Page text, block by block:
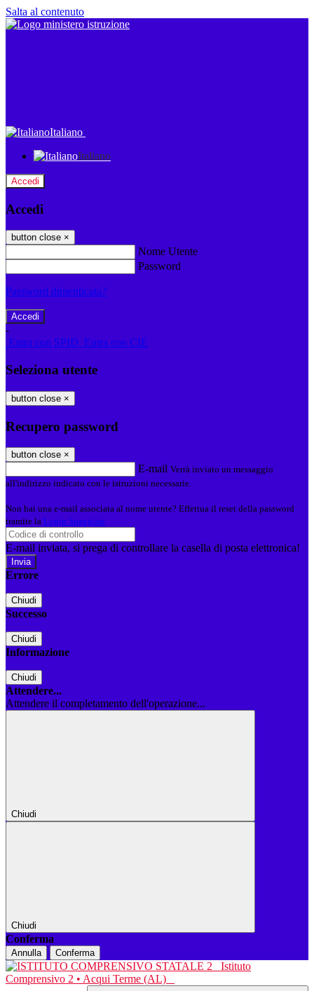
Salta al contenuto
Italiano
Italiano
Accedi
Accedi
button close ×
Nome Utente
Password
Password dimenticata?
-
Entra con SPID Entra con CIE
Seleziona utente
button close ×
Recupero password
button close ×
E-mail Verrà inviato un messaggio
all'indirizzo indicato con le istruzioni necessarie.
Non hai una e-mail associata al nome utente? Effettua il reset della password
tramite la Login Spaggiari
E-mail inviata, si prega di controllare la casella di posta elettronica!
Errore
Chiudi
Successo
Chiudi
Informazione
Chiudi
Attendere...
Attendere il completamento dell'operazione...
Chiudi
Chiudi
Conferma
Annulla Conferma
Istituto
Comprensivo 2 • Acqui Terme (AL)